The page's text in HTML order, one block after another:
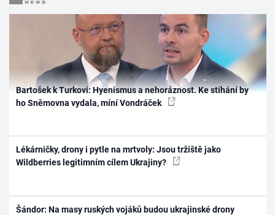
Bartošek k Turkovi: Hyenismus a nehoráznost. Ke stíhání by
ho Sněmovna vydala, míní Vondráček
Lékárničky, drony i pytle na mrtvoly: Jsou tržiště jako
Wildberries legitimním cílem Ukrajiny?
Šándor: Na masy ruských vojáků budou ukrajinské drony